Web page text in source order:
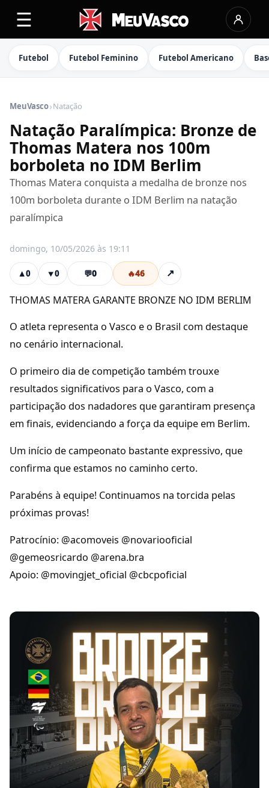
☰
Futebol Futebol Feminino Futebol Americano
MeuVasco›Natação
Natação Paralímpica: Bronze de
Thomas Matera nos 100m
borboleta no IDM Berlim
Thomas Matera conquista a medalha de bronze nos
100m borboleta durante o IDM Berlim na natação
paralímpica
domingo, 10/05/2026 às 19:11
▲0 ▼0 💬0 🔥46 ↗
THOMAS MATERA GARANTE BRONZE NO IDM BERLIM
O atleta representa o Vasco e o Brasil com destaque
no cenário internacional.
O primeiro dia de competição também trouxe
resultados significativos para o Vasco, com a
participação dos nadadores que garantiram presença
em finais, evidenciando a força da equipe em Berlim.
Um início de campeonato bastante expressivo, que
confirma que estamos no caminho certo.
Parabéns à equipe! Continuamos na torcida pelas
próximas provas!
Patrocínio: @acomoveis @novariooficial
@gemeosricardo @arena.bra
Apoio: @movingjet_oficial @cbcpoficial